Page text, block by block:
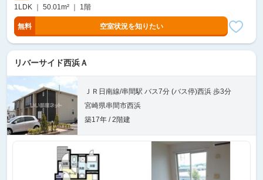
1LDK ｜ 50.01m² ｜ 1階
無料 空室状況を知りたい
リバーサイド西浜Ａ
ＪＲ日南線/串間駅 バス7分 (バス停)西浜 歩3分
宮崎県串間市西浜
築17年 / 2階建